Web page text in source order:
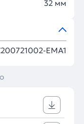
32 мм
EMA1